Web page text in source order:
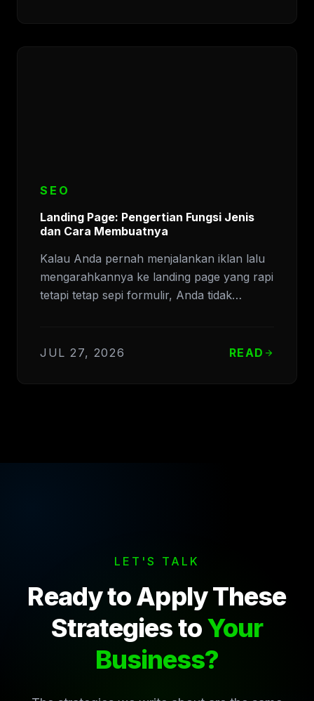
SEO
Landing Page: Pengertian Fungsi Jenis
dan Cara Membuatnya
Kalau Anda pernah menjalankan iklan lalu
mengarahkannya ke landing page yang rapi
tetapi tetap sepi formulir, Anda tidak…
JUL 27, 2026 READ arrow_forward
LET'S TALK
Ready to Apply These
Strategies toYour
Business?